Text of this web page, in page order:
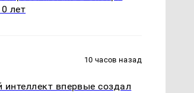
лет
10 часов назад
интеллект впервые создал